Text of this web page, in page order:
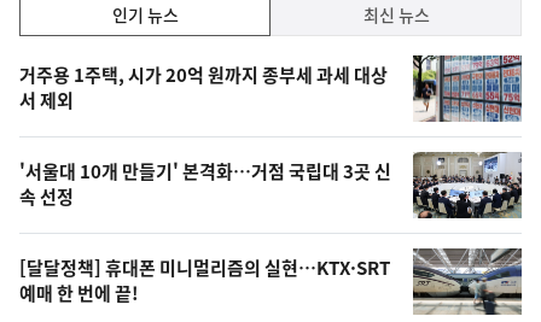
기,
최
신,
오
늘
의
영
상
인기 뉴스 최신 뉴스
기
뉴
스
거주용 1주택, 시가 20억 원까지 종부세 과세 대상
서 제외
'서울대 10개 만들기' 본격화…거점 국립대 3곳 신
속 선정
[달달정책] 휴대폰 미니멀리즘의 실현…KTX·SRT
예매 한 번에 끝!